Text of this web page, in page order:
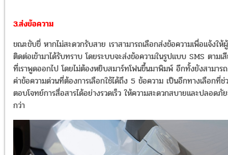
3.ส่งข้อความ
ขณะขับขี่ หากไม่สะดวกรับสาย เราสามารถเลือกส่งข้อความเพื่อแจ้งให้ผู้
ติดต่อเข้ามาได้รับทราบ โดยระบบจะส่งข้อความในรูปแบบ SMS ตามเ
ที่เราพูดออกไป โดยไม่ต้องหยิบสมาร์ทโฟนขึ้นมาพิมพ์ อีกทั้งยังสามาร
ค่าข้อความด่วนที่ต้องการเลือกใช้ได้ถึง 5 ข้อความ เป็นอีกทางเลือกที่ช่
ตอบโจทย์การสื่อสารได้อย่างรวดเร็ว ให้ความสะดวกสบายและปลอดภั
กว่า